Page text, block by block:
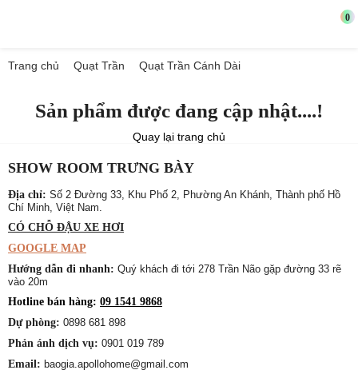
0
Trang chủ Quạt Trần Quạt Trần Cánh Dài
Sản phẩm được đang cập nhật....!
Quay lại trang chủ
SHOW ROOM TRƯNG BÀY
Địa chỉ: Số 2 Đường 33, Khu Phố 2, Phường An Khánh, Thành phố Hồ
Chí Minh, Việt Nam.
CÓ CHỖ ĐẬU XE HƠI
GOOGLE MAP
Hướng dẫn đi nhanh: Quý khách đi tới 278 Trần Não gặp đường 33 rẽ
vào 20m
Hotline bán hàng: 09 1541 9868
Dự phòng: 0898 681 898
Phản ánh dịch vụ: 0901 019 789
Email: baogia.apollohome@gmail.com